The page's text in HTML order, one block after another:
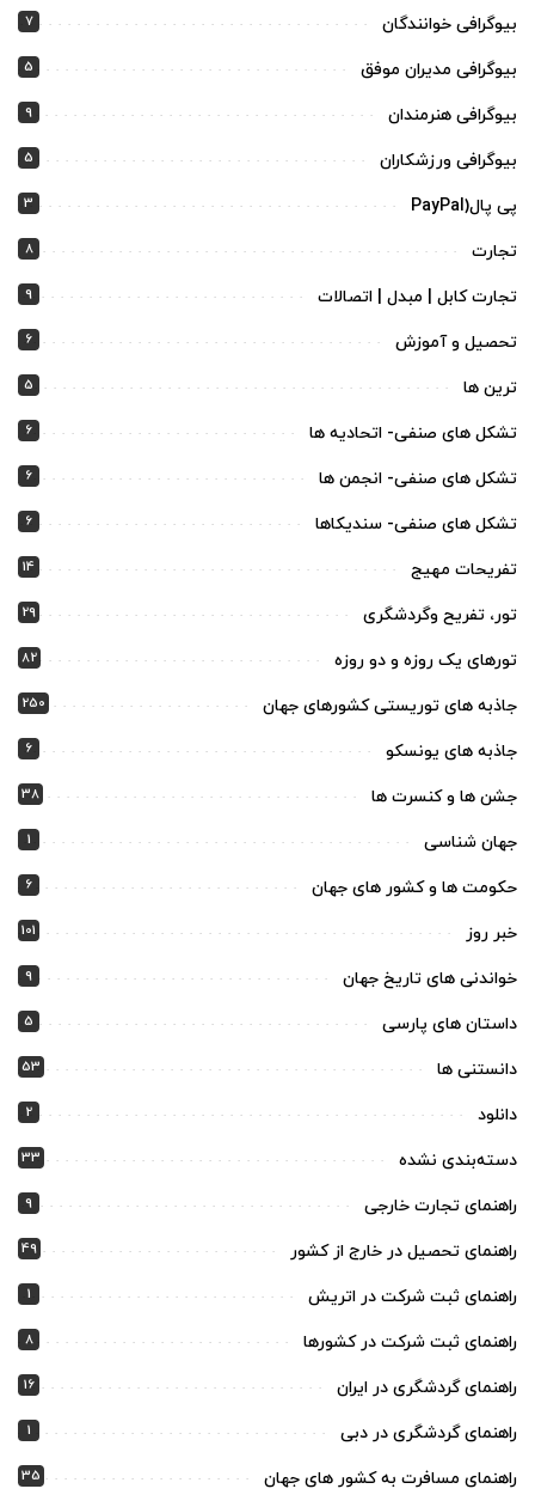
بیوگرافی خوانندگان 7
بیوگرافی مدیران موفق 5
بیوگرافی هنرمندان 9
بیوگرافی ورزشکاران 5
پی پال(PayPal 3
تجارت 8
تجارت کابل | مبدل | اتصالات 9
تحصیل و آموزش 6
ترین ها 5
تشکل های صنفی- اتحادیه ها 6
تشکل های صنفی- انجمن ها 6
تشکل های صنفی- سندیکاها 6
تفریحات مهیج 14
تور، تفریح وگردشگری 29
تورهای یک روزه و دو روزه 82
جاذبه های توریستی کشورهای جهان 250
جاذبه های یونسکو 6
جشن ها و کنسرت ها 38
جهان شناسی 1
حکومت ها و کشور های جهان 6
خبر روز 101
خواندنی های تاریخ جهان 9
داستان های پارسی 5
دانستنی ها 53
دانلود 2
دسته‌بندی نشده 33
راهنمای تجارت خارجی 9
راهنمای تحصیل در خارج از کشور 49
راهنمای ثبت شرکت در اتریش 1
راهنمای ثبت شرکت در کشورها 8
راهنمای گردشگری در ایران 16
راهنمای گردشگری در دبی 1
راهنمای مسافرت به کشور های جهان 35